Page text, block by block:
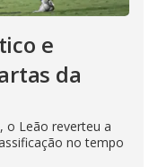
e
da
o Leão reverteu a
no tempo